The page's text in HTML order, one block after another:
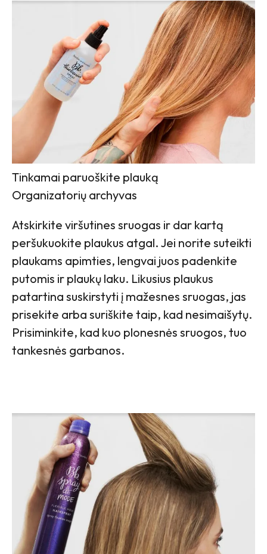
Tinkamai paruoškite plauką
Organizatorių archyvas
Atskirkite viršutines sruogas ir dar kartą
peršukuokite plaukus atgal. Jei norite suteikti
plaukams apimties, lengvai juos padenkite
putomis ir plaukų laku. Likusius plaukus
patartina suskirstyti į mažesnes sruogas, jas
prisekite arba suriškite taip, kad nesimaišytų.
Prisiminkite, kad kuo plonesnės sruogos, tuo
tankesnės garbanos.